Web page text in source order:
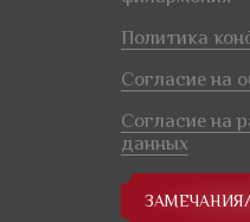
Политика
Согласие на
Согласие на
данных